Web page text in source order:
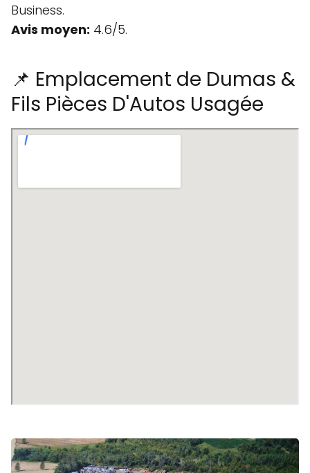
Business.
Avis moyen: 4.6/5.
📌 Emplacement de Dumas &
Fils Pièces D'Autos Usagée